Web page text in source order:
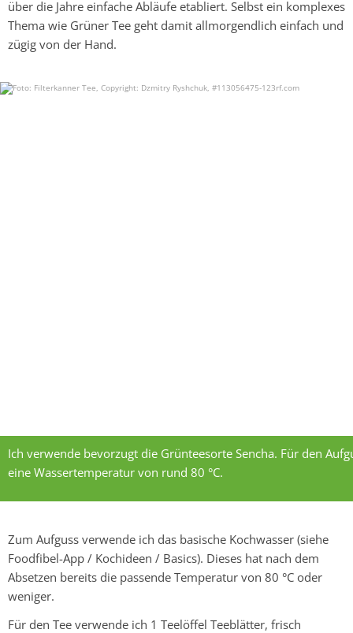
über die Jahre einfache Abläufe etabliert. Selbst ein komplexes
Thema wie Grüner Tee geht damit allmorgendlich einfach und
zügig von der Hand.
Ich verwende bevorzugt die Grünteesorte Sencha. Für den
eine Wassertemperatur von rund 80 °C.
Zum Aufguss verwende ich das basische Kochwasser (siehe
Foodfibel-App / Kochideen / Basics). Dieses hat nach dem
Absetzen bereits die passende Temperatur von 80 °C oder
weniger.
Für den Tee verwende ich 1 Teelöffel Teeblätter, frisch